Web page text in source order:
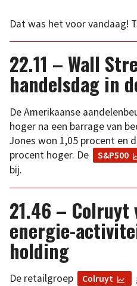
Dat was het voor vandaag!
22.11 – Wall
handelsdag in
De Amerikaanse
hoger na een barrage van
Jones won 1,05 procent en
procent hoger. De
S&P500
bij.
21.46 –
energie-
holding
De retailgroep Colruyt